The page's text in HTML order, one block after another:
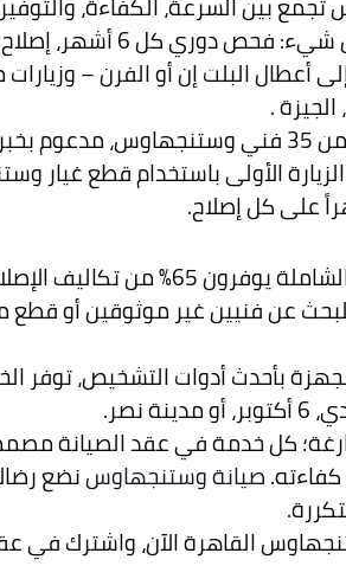
تخيل عقداً يغطي كل شيء: فحص
البلت إن أو الفرن – وزيارات
.
الأولى باستخدام قطع غيار
عملاء عقود الصيانة الشاملة يوفرون 65%
عن فنيين غير موثوقين أو قطع
بأحدث أدوات التشخيص، توفر
نصر.
كل خدمة في عقد الصيانة
صيانة وستنجهاوسنضع
القاهرة الآن، واشترك في